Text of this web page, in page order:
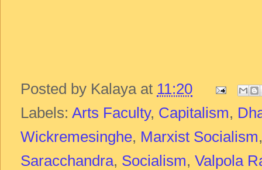
Posted by Kalaya at 11:20
Labels: Arts Faculty, Capitalism,
Wickremesinghe, Marxist Socialism
Saracchandra, Socialism, Valpola